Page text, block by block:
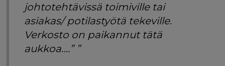
johtotehtävissä toimiville tai
asiakas/ potilastyötä tekeville.
Verkosto on paikannut tätä
aukkoa….” ”